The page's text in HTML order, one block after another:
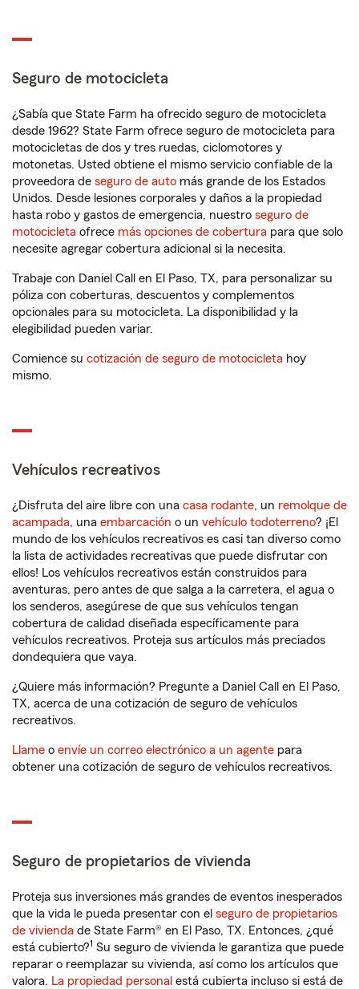
Seguro de motocicleta
¿Sabía que State Farm ha ofrecido seguro de motocicleta
desde 1962? State Farm ofrece seguro de motocicleta para
motocicletas de dos y tres ruedas, ciclomotores y
motonetas. Usted obtiene el mismo servicio confiable de la
proveedora de seguro de auto más grande de los Estados
Unidos. Desde lesiones corporales y daños a la propiedad
hasta robo y gastos de emergencia, nuestro seguro de
motocicleta ofrece más opciones de cobertura para que solo
necesite agregar cobertura adicional si la necesita.
Trabaje con Daniel Call en El Paso, TX, para personalizar su
póliza con coberturas, descuentos y complementos
opcionales para su motocicleta. La disponibilidad y la
elegibilidad pueden variar.
Comience su cotización de seguro de motocicleta hoy
mismo.
Vehículos recreativos
¿Disfruta del aire libre con una casa rodante, un remolque de
acampada, una embarcación o un vehículo todoterreno? ¡El
mundo de los vehículos recreativos es casi tan diverso como
la lista de actividades recreativas que puede disfrutar con
ellos! Los vehículos recreativos están construidos para
aventuras, pero antes de que salga a la carretera, el agua o
los senderos, asegúrese de que sus vehículos tengan
cobertura de calidad diseñada específicamente para
vehículos recreativos. Proteja sus artículos más preciados
dondequiera que vaya.
¿Quiere más información? Pregunte a Daniel Call en El Paso,
TX, acerca de una cotización de seguro de vehículos
recreativos.
Llame o envíe un correo electrónico a un agente para
obtener una cotización de seguro de vehículos recreativos.
Seguro de propietarios de vivienda
Proteja sus inversiones más grandes de eventos inesperados
que la vida le pueda presentar con el seguro de propietarios
de vivienda de State Farm® en El Paso, TX. Entonces, ¿qué
está cubierto?1 Su seguro de vivienda le garantiza que puede
reparar o reemplazar su vivienda, así como los artículos que
valora. La propiedad personal está cubierta incluso si está de